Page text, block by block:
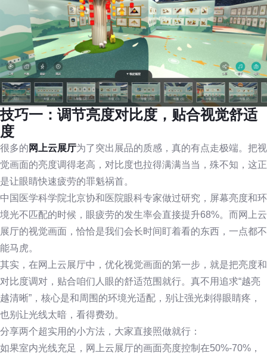
技巧一：调节亮度对比度，贴合视觉舒适
度
很多的 网上云展厅为了突出展品的质感，真的有点走极端。把视
觉画面的亮度调得老高，对比度也拉得满满当当，殊不知，这正
是让眼睛快速疲劳的罪魁祸首。
中国医学科学院北京协和医院眼科专家做过研究，屏幕亮度和环
境光不匹配的时候，眼疲劳的发生率会直接提升68%。而网上云
展厅的视觉画面，恰恰是我们会长时间盯着看的东西，一点都不
能马虎。
其实，在网上云展厅中，优化视觉画面的第一步，就是把亮度和
对比度调对，贴合咱们人眼的舒适范围就行。真不用追求“越亮
越清晰”，核心是和周围的环境光适配，别让强光刺得眼睛疼，
也别让光线太暗，看得费劲。
分享两个超实用的小方法，大家直接照做就行：
如果室内光线充足，网上云展厅的画面亮度控制在50%-70%，